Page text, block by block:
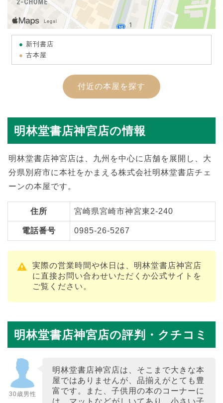
新刊書店
古本屋
付近の本屋を探す
明林堂書店神宮店の情報
明林堂書店神宮店は、九州を中心に店舗を展開し、大
分県別府市に本社をかまえる株式会社明林堂書店チェ
ーンの本屋です。
住所 宮崎県宮崎市神宮東2-240
電話番号 0985-26-5267
実際の営業時間や休日は、明林堂書店神宮店
に直接お問い合わせいただくか公式サイトを
ご覧ください。
明林堂書店神宮店の評判・クチコミ
30歳男性
明林堂書店神宮店は、そこまで大きな本
屋ではありませんが、品揃えがとても豊
富です。また、子供用の本のコーナーに
は、マットなどがしいてあり、小さい子